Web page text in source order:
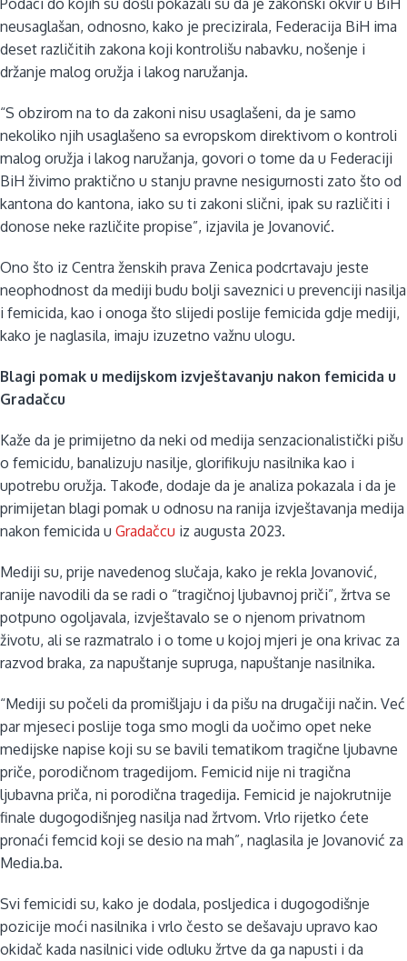
neusaglašan, odnosno, kako je precizirala, Federacija BiH ima
deset različitih zakona koji kontrolišu nabavku, nošenje i
držanje malog oružja i lakog naružanja.
“S obzirom na to da zakoni nisu usaglašeni, da je samo
nekoliko njih usaglašeno sa evropskom direktivom o kontroli
malog oružja i lakog naružanja, govori o tome da u Federaciji
BiH živimo praktično u stanju pravne nesigurnosti zato što od
kantona do kantona, iako su ti zakoni slični, ipak su različiti i
donose neke različite propise”, izjavila je Jovanović.
Ono što iz Centra ženskih prava Zenica podcrtavaju jeste
neophodnost da mediji budu bolji saveznici u prevenciji nasilja
i femicida, kao i onoga što slijedi poslije femicida gdje mediji,
kako je naglasila, imaju izuzetno važnu ulogu.
Blagi pomak u medijskom izvještavanju nakon femicida u
Gradačcu
Kaže da je primijetno da neki od medija senzacionalistički pišu
o femicidu, banalizuju nasilje, glorifikuju nasilnika kao i
upotrebu oružja. Takođe, dodaje da je analiza pokazala i da je
primijetan blagi pomak u odnosu na ranija izvještavanja medija
nakon femicida u Gradačcu iz augusta 2023.
Mediji su, prije navedenog slučaja, kako je rekla Jovanović,
ranije navodili da se radi o “tragičnoj ljubavnoj priči”, žrtva se
potpuno ogoljavala, izvještavalo se o njenom privatnom
životu, ali se razmatralo i o tome u kojoj mjeri je ona krivac za
razvod braka, za napuštanje supruga, napuštanje nasilnika.
“Mediji su počeli da promišljaju i da pišu na drugačiji način. Već
par mjeseci poslije toga smo mogli da uočimo opet neke
medijske napise koji su se bavili tematikom tragične ljubavne
priče, porodičnom tragedijom. Femicid nije ni tragična
ljubavna priča, ni porodična tragedija. Femicid je najokrutnije
finale dugogodišnjeg nasilja nad žrtvom. Vrlo rijetko ćete
pronaći femcid koji se desio na mah”, naglasila je Jovanović za
Media.ba.
Svi femicidi su, kako je dodala, posljedica i dugogodišnje
pozicije moći nasilnika i vrlo često se dešavaju upravo kao
okidač kada nasilnici vide odluku žrtve da ga napusti i da